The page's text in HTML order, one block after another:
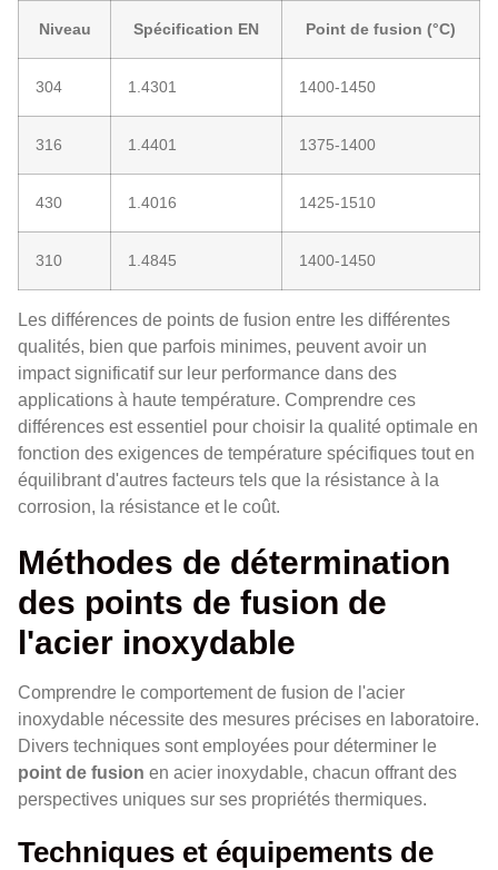
Niveau Spécification EN Point de fusion (°C)
304 1.4301 1400-1450
316 1.4401 1375-1400
430 1.4016 1425-1510
310 1.4845 1400-1450
Les différences de points de fusion entre les différentes
qualités, bien que parfois minimes, peuvent avoir un
impact significatif sur leur performance dans des
applications à haute température. Comprendre ces
différences est essentiel pour choisir la qualité optimale en
fonction des exigences de température spécifiques tout en
équilibrant d'autres facteurs tels que la résistance à la
corrosion, la résistance et le coût.
Méthodes de détermination
des points de fusion de
l'acier inoxydable
Comprendre le comportement de fusion de l'acier
inoxydable nécessite des mesures précises en laboratoire.
Divers techniques sont employées pour déterminer le
point de fusion en acier inoxydable, chacun offrant des
perspectives uniques sur ses propriétés thermiques.
Techniques et équipements de